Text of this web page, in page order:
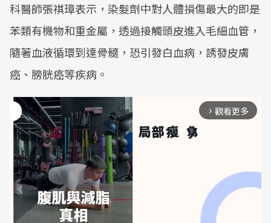
科醫師張祺璋表示，染髮劑中對人體損傷最大的即是
苯類有機物和重金屬，透過接觸頭皮進入毛細血管，
隨著血液循環到達骨髓，恐引發白血病，誘發皮膚
癌、膀胱癌等疾病。
arrow_forward_ios 觀看更多